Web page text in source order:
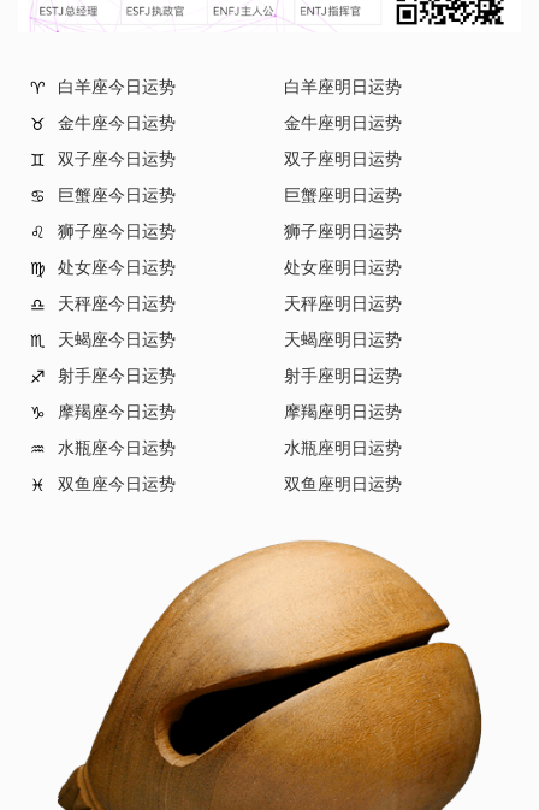
♈ 白羊座今日运势
白羊座明日运势
♉
金牛座今日运势
金牛座明日运势
♊
双子座今日运势
双子座明日运势
♋
巨蟹座今日运势
巨蟹座明日运势
♌
狮子座今日运势
狮子座明日运势
♍
处女座今日运势
处女座明日运势
♎
天秤座今日运势
天秤座明日运势
♏
天蝎座今日运势
天蝎座明日运势
♐
射手座今日运势
射手座明日运势
♑
摩羯座今日运势
摩羯座明日运势
♒
水瓶座今日运势
水瓶座明日运势
♓
双鱼座今日运势 双鱼座明日运势